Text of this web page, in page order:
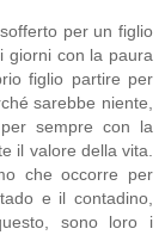
per un figlio
giorni con la paura
figlio partire per
sarebbe niente,
sempre con la
il valore della vita.
che occorre per
e il contadino,
sono loro i